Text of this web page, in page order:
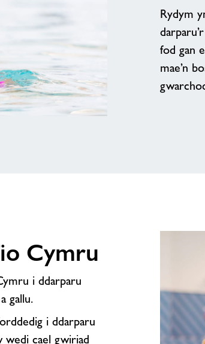
Rydym
fod gan
mae’n
Cymru
i ddarparu
gallu.
i ddarparu
wedi cael gwiriad